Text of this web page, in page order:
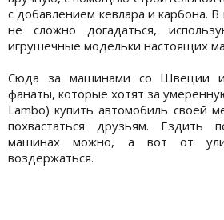
с добавлением кевлара и карбона. В
не сложно догадаться,
игрушечные модельки настоящих
Сюда за машинами со Швеции и
фанаты, которые хотят за
Lambo) купить автомобиль своей
похвастаться друзьям. Ездить
машинах можно, а вот от
воздержаться.